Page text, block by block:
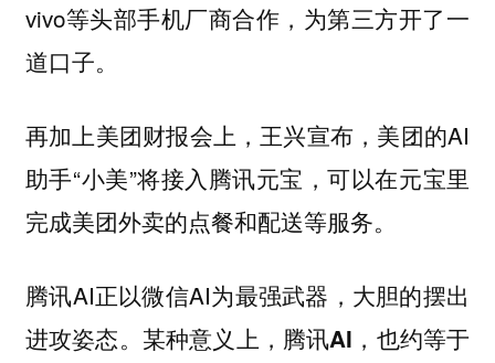
vivo等头部手机厂商合作，为第三方开了一
道口子。
再加上美团财报会上，王兴宣布，美团的AI
助手“小美”将接入腾讯元宝，可以在元宝里
完成美团外卖的点餐和配送等服务。
腾讯AI正以微信AI为最强武器，大胆的摆出
进攻姿态。 某种意义上，腾讯AI，也约等于